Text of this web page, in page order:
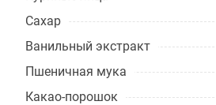
Сахар
Ванильный экстракт
Пшеничная мука
Какао-порошок